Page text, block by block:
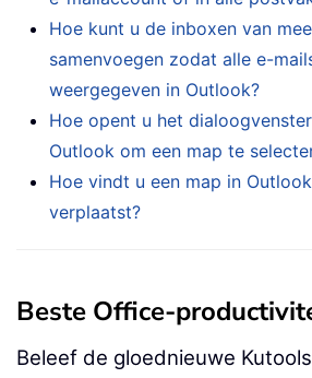
Hoe kunt u de inboxen van
samenvoegen zodat alle e-
weergegeven in Outlook?
Hoe opent u het
Outlook om een map te
Hoe vindt u een map in
verplaatst?
Beste Office-
Beleef de gloednieuwe